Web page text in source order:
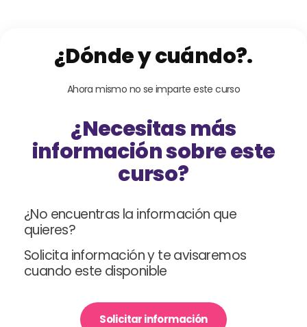
¿Dónde y cuándo?.
Ahora mismo no se imparte este curso
¿Necesitas más
información sobre este
curso?
¿No encuentras la información que
quieres?
Solicita información y te avisaremos
cuando este disponible
Solicitar información